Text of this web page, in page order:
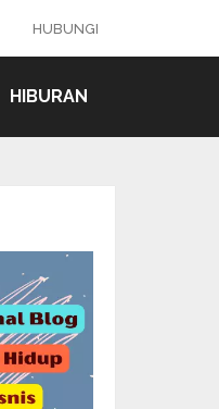
HUBUNGI
HIBURAN